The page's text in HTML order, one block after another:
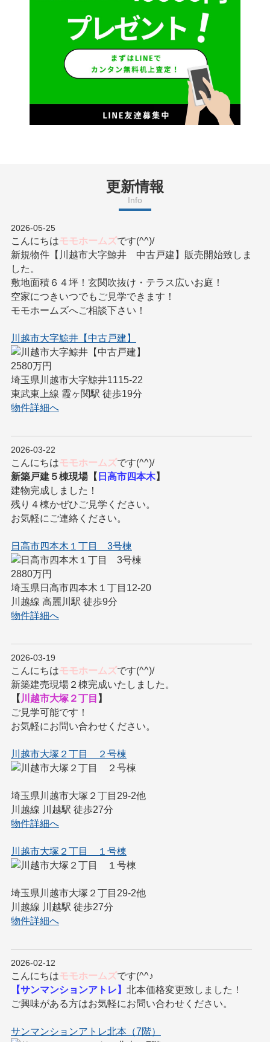
更新情報
Info
2026-05-25
こんにちはモモホームズです(^^)/
新規物件【川越市大字鯨井 中古戸建】販売開始致しま
した。
敷地面積６４坪！玄関吹抜け・テラス広いお庭！
空家につきいつでもご見学できます！
モモホームズへご相談下さい！
川越市大字鯨井【中古戸建】
2580万円
埼玉県川越市大字鯨井1115-22
東武東上線 霞ヶ関駅 徒歩19分
物件詳細へ
2026-03-22
こんにちはモモホームズです(^^)/
新築戸建５棟現場【 日高市四本木】
建物完成しました！
残り４棟かぜひご見学ください。
お気軽にご連絡ください。
日高市四本木１丁目 3号棟
2880万円
埼玉県日高市四本木１丁目12-20
川越線 高麗川駅 徒歩9分
物件詳細へ
2026-03-19
こんにちはモモホームズです(^^)/
新築建売現場２棟完成いたしました。
【 川越市大塚２丁目 】
ご見学可能です！
お気軽にお問い合わせください。
川越市大塚２丁目 ２号棟
埼玉県川越市大塚２丁目29-2他
川越線 川越駅 徒歩27分
物件詳細へ
川越市大塚２丁目 １号棟
埼玉県川越市大塚２丁目29-2他
川越線 川越駅 徒歩27分
物件詳細へ
2026-02-12
こんにちはモモホームズです(^^♪
【サンマンションアトレ】 北本価格変更致しました！
ご興味がある方はお気軽にお問い合わせください。
サンマンションアトレ北本（7階）